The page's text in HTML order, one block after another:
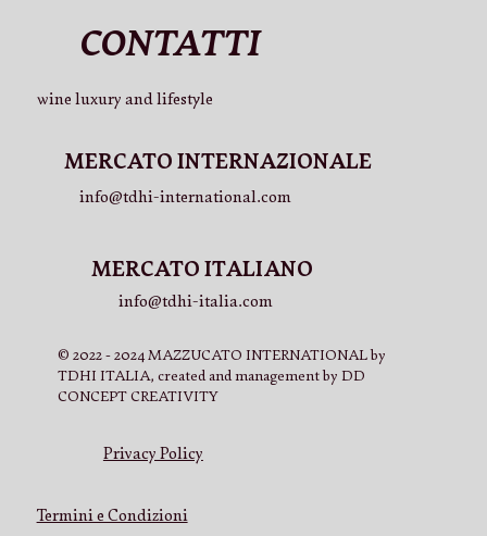
CONTATTI
wine luxury and lifestyle
MERCATO INTERNAZIONALE
info@tdhi-international.com
MERCATO ITALIANO
info@tdhi-italia.com
© 2022 - 2024 MAZZUCATO INTERNATIONAL by
TDHI ITALIA, created and management by DD
CONCEPT CREATIVITY
Privacy Policy
Termini e Condizioni